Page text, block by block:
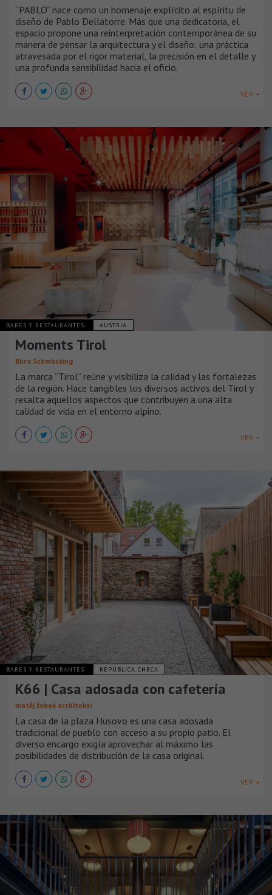
“PABLO” nace como un homenaje explícito al espíritu de
diseño de Pablo Dellatorre. Más que una dedicatoria, el
espacio propone una reinterpretación contemporánea de su
manera de pensar la arquitectura y el diseño: una práctica
atravesada por el rigor material, la precisión en el detalle y
una profunda sensibilidad hacia el oficio.
VER +
BARES Y RESTAURANTES AUSTRIA
Moments Tirol
Büro Schmücking
La marca “Tirol” reúne y visibiliza la calidad y las fortalezas
de la región. Hace tangibles los diversos activos del Tirol y
resalta aquellos aspectos que contribuyen a una alta
calidad de vida en el entorno alpino.
VER +
BARES Y RESTAURANTES REPÚBLICA CHECA
K66 | Casa adosada con cafetería
matěj šebek architekti
La casa de la plaza Husovo es una casa adosada
tradicional de pueblo con acceso a su propio patio. El
diverso encargo exigía aprovechar al máximo las
posibilidades de distribución de la casa original.
VER +